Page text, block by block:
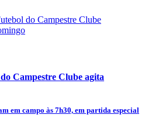
Campestre Clube agita
em campo às 7h30, em partida especial